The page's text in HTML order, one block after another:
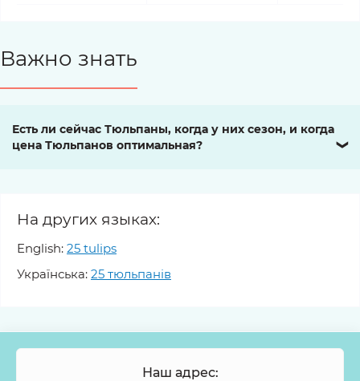
Важно знать
Есть ли сейчас Тюльпаны, когда у них сезон, и когда
цена Тюльпанов оптимальная?
❯
На других языках:
English: 25 tulips
Українська: 25 тюльпанів
Наш адрес: